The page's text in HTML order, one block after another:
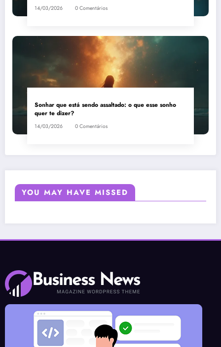
14/03/2026 0 Comentários
Sonhar que está sendo assaltado: o que esse sonho
quer te dizer?
14/03/2026 0 Comentários
YOU MAY HAVE MISSED